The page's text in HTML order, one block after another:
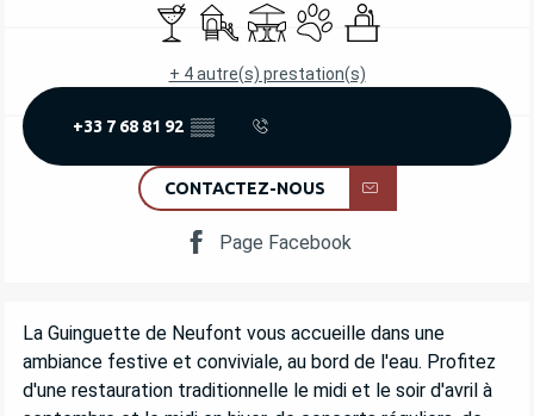
Bar / Buvette
Jeux pour enfants / Espace jeux
TerrasseAnimaux acceptés
Séminaires
+ 4 autre(s) prestation(s)
+33 7 68 81 92 ▒▒
CONTACTEZ-NOUS
Page Facebook
DESCRIPTION
La Guinguette de Neufont vous accueille dans une
ambiance festive et conviviale, au bord de l'eau. Profitez
d'une restauration traditionnelle le midi et le soir d'avril à